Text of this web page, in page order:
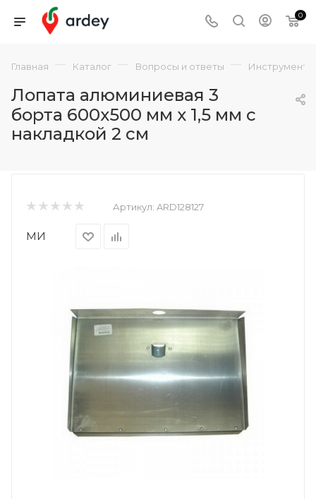
0
Главная — Каталог — Вопросы и ответы — Инструмент
Лопата алюминиевая 3
борта 600х500 мм х 1,5 мм с
накладкой 2 см
Артикул: ARD128127
МИ